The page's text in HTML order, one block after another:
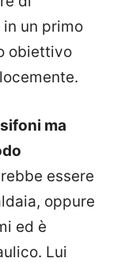
un primo
obiettivo
ma
essere
oppure
ed è
Lui